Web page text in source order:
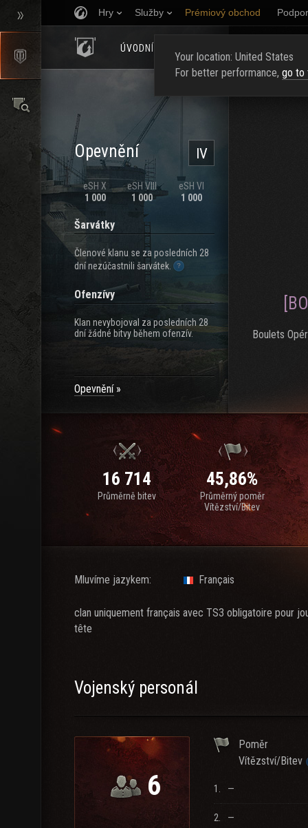
Hry Služby Prémiový obchod
ÚVODNÍ STRÁNKA
IV
Opevnění
eSH X
1 000
eSH VIII
1 000
eSH VI
1 000
Šarvátky
Členové klanu se za posledních 28
dní nezúčastnili šarvátek.
Ofenzívy
Klan nevybojoval za posledních 28
dní žádné bitvy během ofenzív.
Opevnění
Boulets
16 714
Průměrně bitev
45,86%
Průměrný poměr
Vítězství/Bitev
Mluvíme jazykem: Français
clan uniquement français avec TS3 obligatoire pour
tête
Vojenský personál
6
Poměr
Vítězství/Bitev
1. —
2. —
Your location: United States
For better performance, go to